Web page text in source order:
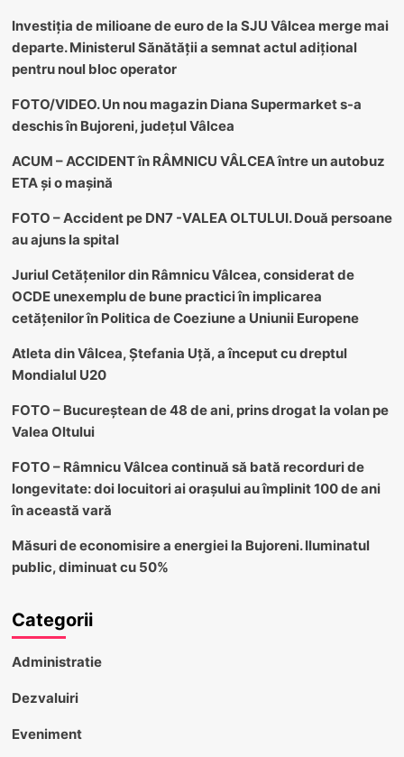
Investiția de milioane de euro de la SJU Vâlcea merge mai
departe. Ministerul Sănătății a semnat actul adițional
pentru noul bloc operator
FOTO/VIDEO. Un nou magazin Diana Supermarket s-a
deschis în Bujoreni, județul Vâlcea
ACUM – ACCIDENT în RÂMNICU VÂLCEA între un autobuz
ETA și o mașină
FOTO – Accident pe DN7 -VALEA OLTULUI. Două persoane
au ajuns la spital
Juriul Cetățenilor din Râmnicu Vâlcea, considerat de
OCDE unexemplu de bune practici în implicarea
cetățenilor în Politica de Coeziune a Uniunii Europene
Atleta din Vâlcea, Ștefania Uță, a început cu dreptul
Mondialul U20
FOTO – Bucureștean de 48 de ani, prins drogat la volan pe
Valea Oltului
FOTO – Râmnicu Vâlcea continuă să bată recorduri de
longevitate: doi locuitori ai orașului au împlinit 100 de ani
în această vară
Măsuri de economisire a energiei la Bujoreni. Iluminatul
public, diminuat cu 50%
Categorii
Administratie
Dezvaluiri
Eveniment